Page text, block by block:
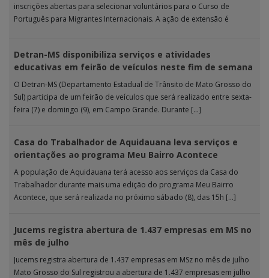
inscrições abertas para selecionar voluntários para o Curso de
Português para Migrantes Internacionais. A ação de extensão é
Detran-MS disponibiliza serviços e atividades
educativas em feirão de veículos neste fim de semana
O Detran-MS (Departamento Estadual de Trânsito de Mato Grosso do
Sul) participa de um feirão de veículos que será realizado entre sexta-
feira (7) e domingo (9), em Campo Grande. Durante […]
Casa do Trabalhador de Aquidauana leva serviços e
orientações ao programa Meu Bairro Acontece
A população de Aquidauana terá acesso aos serviços da Casa do
Trabalhador durante mais uma edição do programa Meu Bairro
Acontece, que será realizada no próximo sábado (8), das 15h […]
Jucems registra abertura de 1.437 empresas em MS no
mês de julho
Jucems registra abertura de 1.437 empresas em MSz no mês de julho
Mato Grosso do Sul registrou a abertura de 1.437 empresas em julho